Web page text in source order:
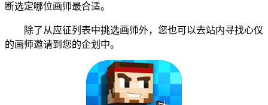
断选定哪位画师最合适。
除了从应征列表中挑选画师外，您也可以去站内寻找心仪
的画师邀请到您的企划中。